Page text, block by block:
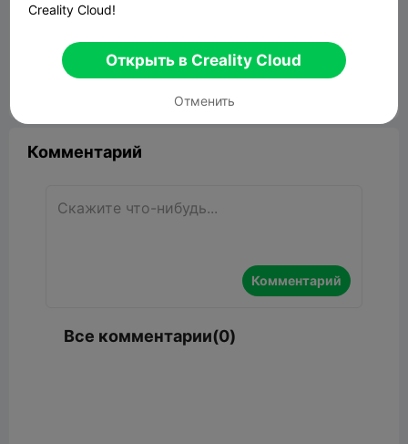
5.02MB Связанные 3D модели
7
Комментарий
Комментарий
Все комментарии(0)
Creality Cloud!
Открыть в Creality Cloud
Отменить